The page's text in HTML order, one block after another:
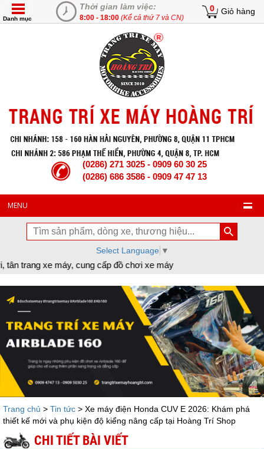
Thời gian làm việc:
8:00 - 18:00 (Kể cả thứ 7 và CN)
0 Giỏ hàng
Danh mục
(0286) 271 3025 - 0909 60 30 25
(0286) 686 3586 - 0909 47 47 13
MENU
Select Language ▼
xe máy, cung cấp đồ chơi xe máy
Trang chủ > Tin tức > Xe máy điện Honda CUV E 2026: Khám phá
thiết kế mới và phụ kiện độ kiểng nâng cấp tại Hoàng Trí Shop
CHI TIẾT BÀI VIẾT